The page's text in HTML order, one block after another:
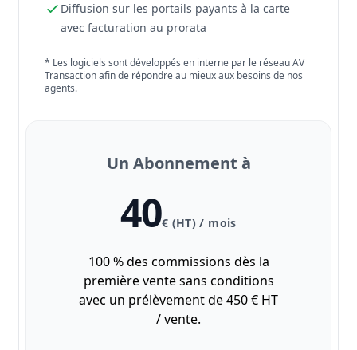
Diffusion sur les portails payants à la carte
avec facturation au prorata
* Les logiciels sont développés en interne par le réseau AV
Transaction afin de répondre au mieux aux besoins de nos
agents.
Un Abonnement à
40€ (HT) / mois
100 % des commissions dès la
première vente sans conditions
avec un prélèvement de 450 € HT
/ vente.